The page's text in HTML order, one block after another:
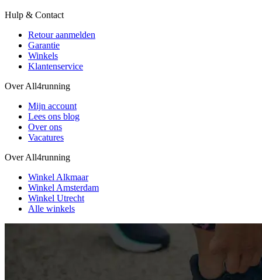
Hulp & Contact
Retour aanmelden
Garantie
Winkels
Klantenservice
Over All4running
Mijn account
Lees ons blog
Over ons
Vacatures
Over All4running
Winkel Alkmaar
Winkel Amsterdam
Winkel Utrecht
Alle winkels